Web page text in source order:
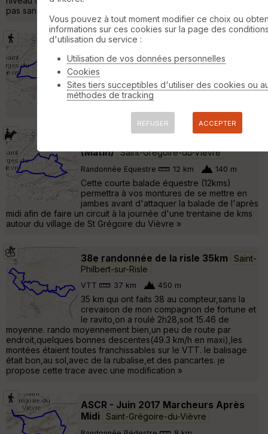
pas sans intérêt. »
ASCR - Juin 2017 Marcheurs Matin
Saint-Grégoire-du-Vièvre
Randonnée Pédestre
Sortie ASCR Juin 2017 Matin Départ : Stade
Route de St Pierre des Ifs - 27450 Saint
(Matin) Saint-Grégoire-du-Vièvre
Randonnée Equestre 12 km 140 m
Cette courte balade équestre (12kms)
permettra à vos montures de se mettre en
jambes avant d'attaquer la balade de l'après
midi afin de faire un circuit à la journée d'une trentaine de kms
autour du village de St Grégoire du Vièvre »
38e randonnée de la risle 35km
Saint-
Philbert-sur-Risle
VTT 37 km 450 m
35 km qui ont faits 38 au compteur,sans la
crevaison de mon compagnon de fortune et
le ravito,on a roulé 2h28,soit 15.46 de
moyenne. rando moyennement bien,un peu de route par
endroit,quelques bonnes descentes(49.3 km/h en maxi),les
montées étaient toutes franchissables sur le VTT. le balisage
était bon,au sol,avec de la rubalise,et des pancartes. je
propose cette trace avec une modification »
ASCR - Juin 2017 Marcheurs Après
Midi
Saint-Grégoire-du-Vièvre
Vous pouvez à tout moment modifier ce choix ou
informations sur ces cookies sur la page des
d'utilisation du service :
Utilisation de vos données personnelles
Cookies
Sites tiers succeptibles d'utiliser des cookies ou
méthodes de tracking
REFUSER ACCEPTER